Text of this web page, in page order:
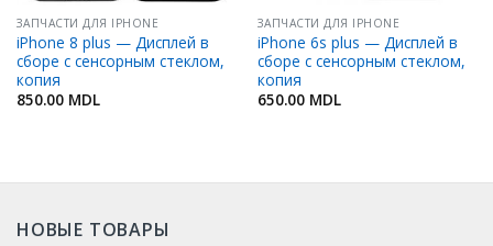
ЗАПЧАСТИ ДЛЯ IPHONE
iPhone 8 plus — Дисплей в
сборе с сенсорным стеклом,
копия
850.00 MDL
ЗАПЧАСТИ ДЛЯ IPHONE
iPhone 6s plus — Дисплей в
сборе с сенсорным стеклом,
копия
650.00 MDL
НОВЫЕ ТОВАРЫ